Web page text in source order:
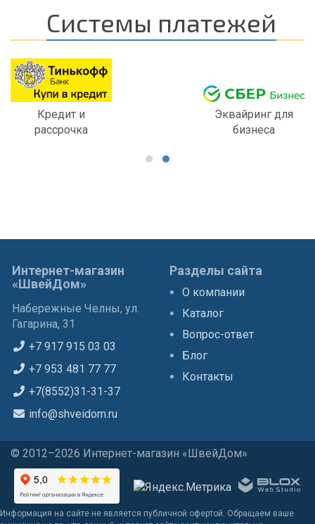
Системы платежей
Кредит и
рассрочка
Эквайринг для
бизнеса
Интернет-магазин
«ШвейДом»
Набережные Челны, ул.
Гагарина, 31
+7 917 915 03 03
+7 953 481 77 77
+7(8552)31-31-37
info@shveidom.ru
Разделы сайта
О компании
Каталог
Вопрос-ответ
Блог
Контакты
© 2012–2026 Интернет-магазин «ШвейДом»
Информация на сайте не является публичной офертой. Обращаем ваше